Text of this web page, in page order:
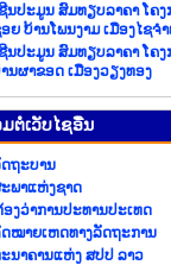
ນປະມູນ ສົມທຽບລາຄາ ໂຄງ
ຍ ບ້ານໂພນງາມ ເມືອງໄຊຈ
ນປະມູນ ສົມທຽບລາຄາ ໂຄ
ນຜາຂອດ ເມືອງວຽງທອງ
ມ​ຕໍ່​ເວັບ​ໄຊ​ອື່ນ
ຖະ​ບານ
ພາແຫ່ງຊາດ
ງວ່າການປະທານປະເທດ
ໝາຍເຫດທາງລັດຖະການ
ນາຄານແຫ່ງ ສປປ ລາວ